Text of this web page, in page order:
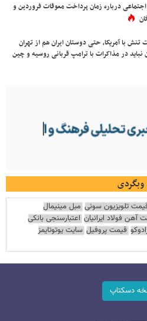
اجتماعی درباره زمان پرداخت معوقات فروردین و
با آمریکا، حتی دوستان ایران هم از تهران
نباید در مذاکرات با ترامپ قربانی روسیه و چین
وبگردی
تلویزیون سونی مبل مینیمال
آهن فولاد ایرانیان اعتبارسنجی بانکی
قیمت پروفیل سایت یوتوتایمز
دسکتاپ